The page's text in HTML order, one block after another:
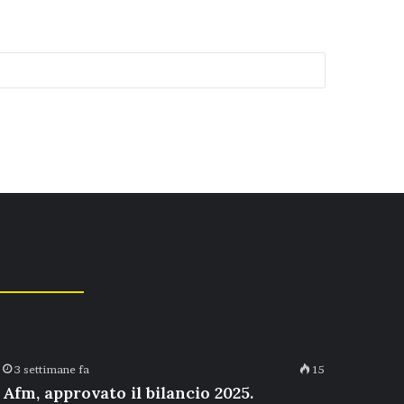
“VOLANO DI
CON INDOTTO DA 46
3 settimane fa 15
Afm, approvato il bilancio 2025.